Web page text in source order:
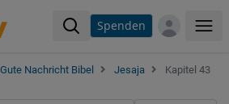
Spenden
Gute Nachricht Bibel Jesaja
Kapitel 43